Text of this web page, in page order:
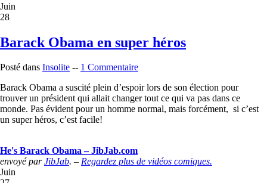
Juin
28
Barack Obama en super héros
Posté dans Insolite -- 1 Commentaire
Barack Obama a suscité plein d’espoir lors de son élection pour
trouver un président qui allait changer tout ce qui va pas dans ce
monde. Pas évident pour un homme normal, mais forcément, si c’est
un super héros, c’est facile!
He's Barack Obama – JibJab.com
envoyé parJibJab. – Regardez plus de vidéos comiques.
Juin